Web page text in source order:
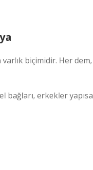
biçimidir. Her dem,
bağları, erkekler